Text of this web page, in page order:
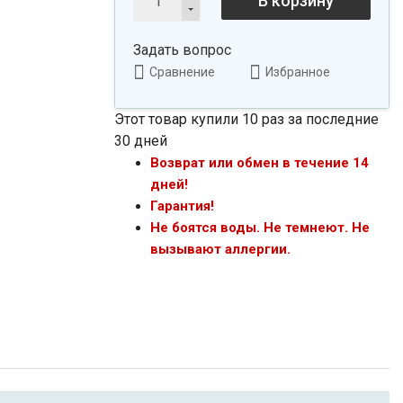
Задать вопрос
Сравнение Избранное
Этот товар купили 10 раз за последние
30 дней
Возврат или обмен в течение 14
дней!
Гарантия!
Не боятся воды. Не темнеют. Не
вызывают аллергии.